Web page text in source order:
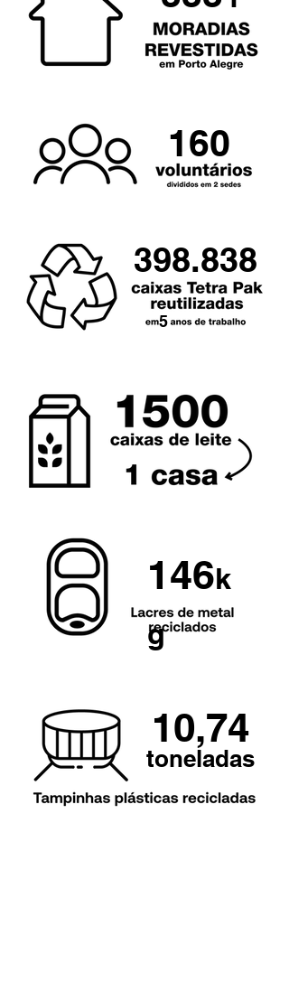
160
5
398.838
146k
g
10,74
toneladas